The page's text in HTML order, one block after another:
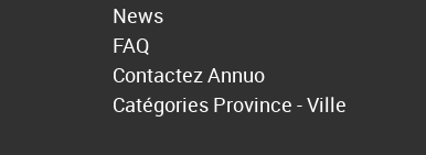
News
FAQ
Contactez Annuo
Catégories Province - Ville